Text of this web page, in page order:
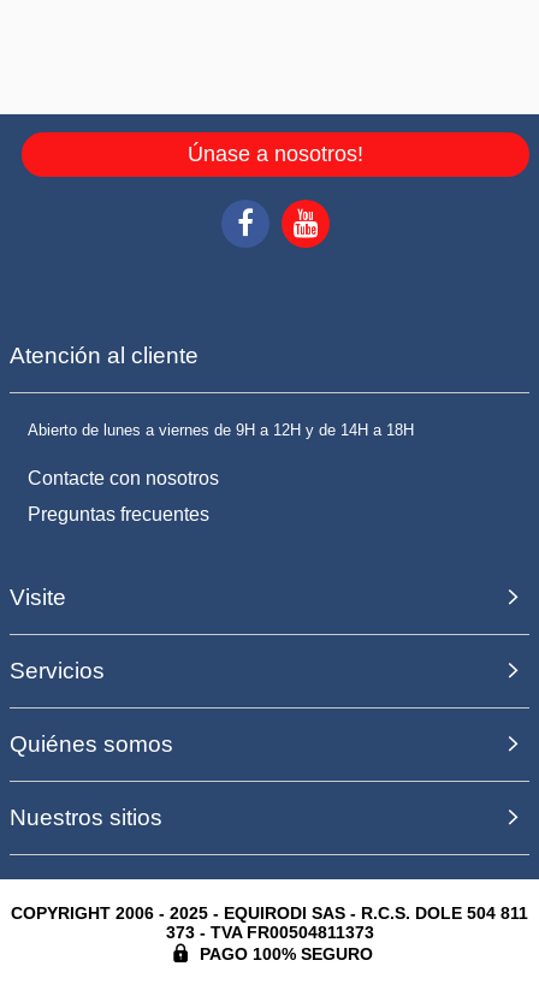
Únase a nosotros!
Atención al cliente
Abierto de lunes a viernes de 9H a 12H y de 14H a 18H
Contacte con nosotros
Preguntas frecuentes
Visite
Servicios
Quiénes somos
Nuestros sitios
COPYRIGHT 2006 - 2025 - EQUIRODI SAS - R.C.S. DOLE 504 811
373 - TVA FR00504811373
PAGO 100% SEGURO